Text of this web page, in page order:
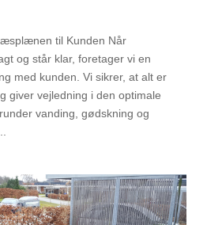
til Kunden Når
og står klar, foretager vi en
med kunden. Vi sikrer, at alt er
giver vejledning i den optimale
vanding, gødskning og